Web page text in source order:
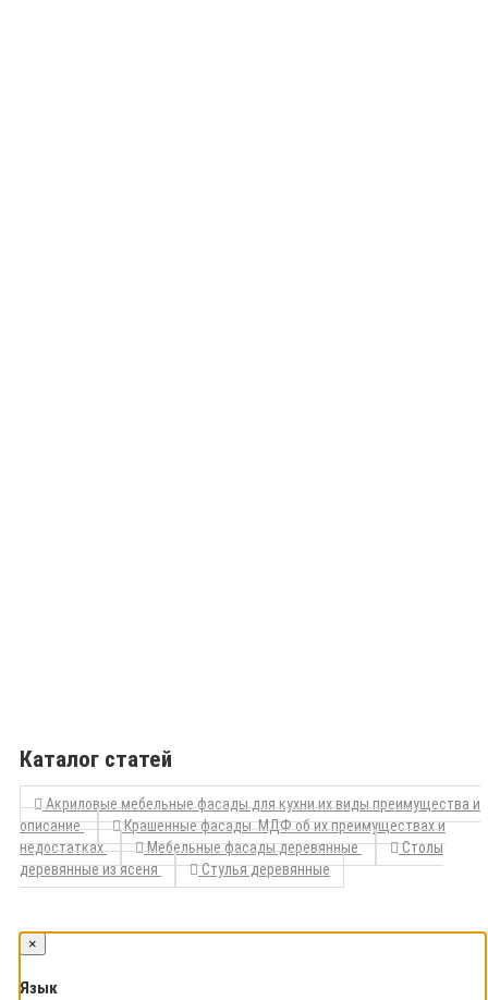
Каталог статей
Акриловые мебельные фасады для кухни их виды преимущества и
описание
Крашенные фасады МДФ об их преимуществах и
недостатках
Мебельные фасады деревянные
Столы
деревянные из ясеня
Стулья деревянные
×
Язык